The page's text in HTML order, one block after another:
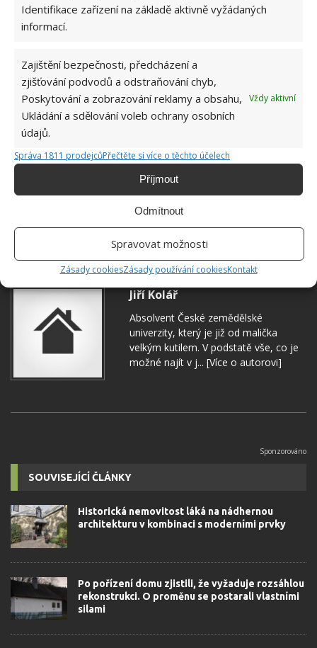
Identifikace zařízení na základě aktivně vyžádaných
informací.
Zajištění bezpečnosti, předcházení a
zjišťování podvodů a odstraňování chyb,
Poskytování a zobrazování reklamy a obsahu,
Ukládání a sdělování voleb ochrany osobních
údajů.
Vždy aktivní
Správa 1811 prodejcůPřečtěte si více o těchto účelech
Příjmout
Odmítnout
Spravovat možnosti
Zásady cookiesZásady používání cookiesKontakt
VENKOVSKÝ DŮM
Jiří Kolář
Absolvent České zemědělské
univerzity, který je již od malička
velkým kutilem. V podstatě vše, co je
možné najít v j... [Více o autorovi]
SOUVISEJÍCÍ ČLÁNKY
Historická nemovitost láká na nádhernou
architekturu v kombinaci s moderními prvky
Po pořízení domu zjistili, že vyžaduje rozsáhlou
rekonstrukci. O proměnu se postarali vlastními
silami